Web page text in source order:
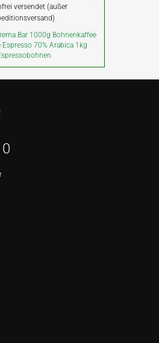
versendet (außer
Bar 1000g Bohnenkaffee
Espresso 70% Arabica 1kg